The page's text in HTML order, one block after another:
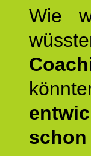
Wie
schon